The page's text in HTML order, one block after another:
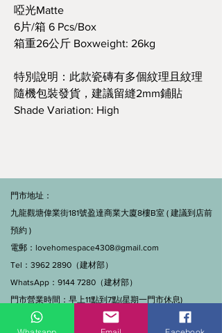
啞光Matte
6片/箱 6 Pcs/Box
箱重26公斤 Boxweight: 26kg
特別說明：此款瓷磚有多個紋理且紋理
隨機包裝發貨，建議留縫2mm鋪貼
Shade Variation: High
門市地址：
九龍觀塘偉業街181號盈達商業大廈8樓B室 ( 建議到店前
預約 )
電郵： lovehomespace4308@gmail.com
Tel：3962 2890（建材部）
WhatsApp：9144 7280（建材部）
門市營業時間：早上11點到7點(星期一門市休息)
線上及電話查詢：9:00-18:00（假日照常）。